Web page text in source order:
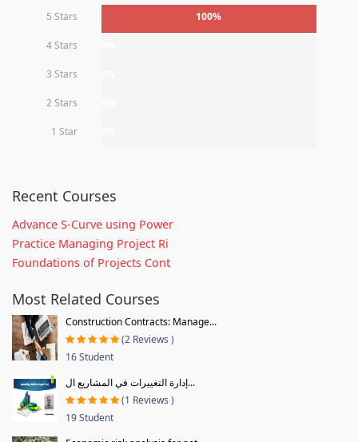
5 Stars
100%
4 Stars
3 Stars
2 Stars
1 Star
Recent Courses
Advance S-Curve using Power
Practice Managing Project Ri
Foundations of Projects Cont
Most Related Courses
Construction Contracts: Manage...
(2 Reviews )
16 Student
إدارة التغييرات في المشاريع ال...
(1 Reviews )
19 Student